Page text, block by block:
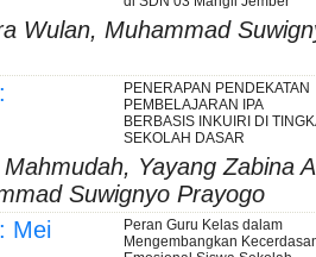
Wulan, Muhammad
PENERAPAN PENDEKATAN
PEMBELAJARAN IPA
BERBASIS INKUIRI DI
SEKOLAH DASAR
Yayang Zabina
Suwignyo Prayogo
Mei
Peran Guru Kelas dalam
Mengembangkan